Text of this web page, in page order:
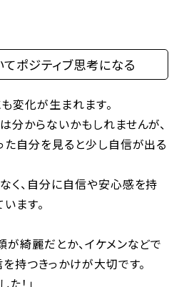
ポジティブ思考になる
変化が生まれます。
分からないかもしれませんが、
た自分を見ると少し自信が出る
く、自分に自信や安心感を持
ます。
綺麗だとか、イケメンなどで
持つきっかけが大切です。
！」